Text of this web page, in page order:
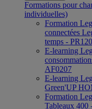
Formations pour
individuelles)
Formation
connectées
temps -
E-learning
AF0207
E-learning
Green'UP
Formation
Tableaux 400